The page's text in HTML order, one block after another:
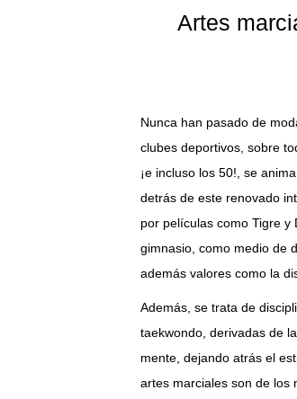
Artes
Nunca han pasado de
clubes deportivos, sobre
¡e incluso los 50!, se
detrás de este renovado
por películas como Tigre
gimnasio, como medio de
además valores como la
Además, se trata de
taekwondo, derivadas de
mente, dejando atrás el
artes marciales son de los